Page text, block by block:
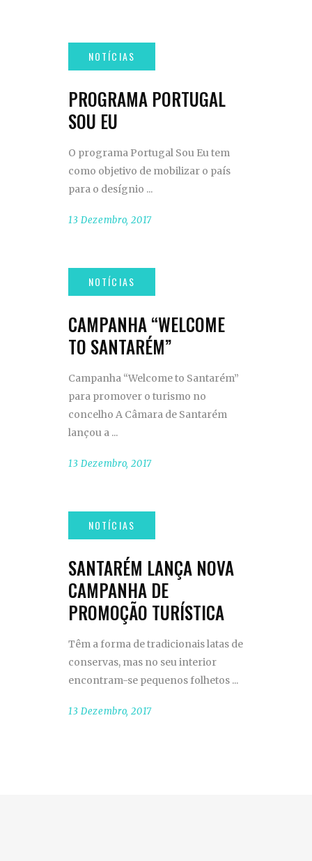
PROGRAMA PORTUGAL
SOU EU
O programa Portugal Sou Eu tem
como objetivo de mobilizar o país
para o desígnio
13 Dezembro, 2017
CAMPANHA “WELCOME
TO SANTARÉM”
Campanha “Welcome to Santarém”
para promover o turismo no
concelho A Câmara de Santarém
lançou a
13 Dezembro, 2017
SANTARÉM LANÇA NOVA
CAMPANHA DE
PROMOÇÃO TURÍSTICA
Têm a forma de tradicionais latas de
conservas, mas no seu interior
encontram-se pequenos folhetos
13 Dezembro, 2017